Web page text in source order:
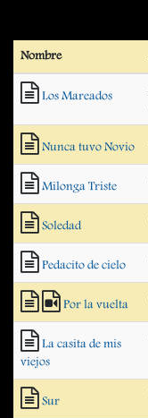
Nombre
Los Mareados
Nunca tuvo Novio
Milonga Triste
Soledad
Pedacito de cielo
Por la vuelta
La casita de mis
viejos
Sur